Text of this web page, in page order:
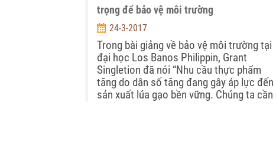
trọng để bảo vệ môi trường
24-3-2017
Trong bài giảng về bảo vệ môi trường tại
đại học Los Banos Philippin, Grant
Singletion đã nói “Nhu cầu thực phẩm
tăng do dân số tăng đang gây áp lực đến
sản xuất lúa gạo bền vững. Chúng ta cần